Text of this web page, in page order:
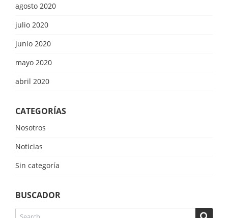
agosto 2020
julio 2020
junio 2020
mayo 2020
abril 2020
CATEGORÍAS
Nosotros
Noticias
Sin categoría
BUSCADOR